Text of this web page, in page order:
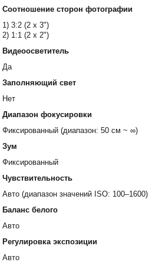
Соотношение сторон фотографии
1) 3:2 (2 x 3")
2) 1:1 (2 x 2")
Видеоосветитель
Да
Заполняющий свет
Нет
Диапазон фокусировки
Фиксированный (диапазон: 50 см ~ ∞)
Зум
Фиксированный
Чувствительность
Авто (диапазон значений ISO: 100–1600)
Баланс белого
Авто
Регулировка экспозиции
Авто